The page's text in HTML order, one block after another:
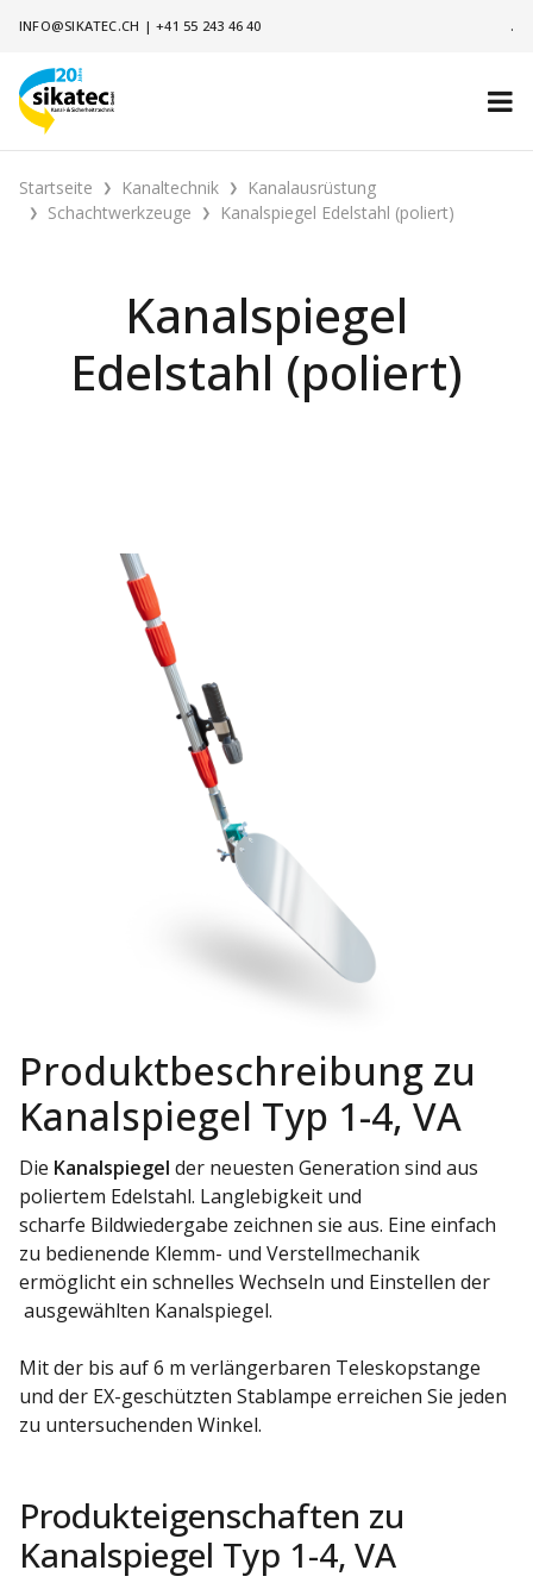
INFO@SIKATEC.CH |+41 55 243 46 40 .
Startseite Kanaltechnik
Kanalausrüstung
Schachtwerkzeuge
Kanalspiegel Edelstahl (poliert)
Kanalspiegel
Edelstahl (poliert)
Produktbeschreibung zu
Kanalspiegel Typ 1-4, VA
Die Kanalspiegel der neuesten Generation sind aus
poliertem Edelstahl. Langlebigkeit und
scharfe Bildwiedergabe zeichnen sie aus. Eine einfach
zu bedienende Klemm- und Verstellmechanik
ermöglicht ein schnelles Wechseln und Einstellen der
ausgewählten Kanalspiegel.
Mit der bis auf 6 m verlängerbaren Teleskopstange
und der EX-geschützten Stablampe erreichen Sie jeden
zu untersuchenden Winkel.
Produkteigenschaften zu
Kanalspiegel Typ 1-4, VA